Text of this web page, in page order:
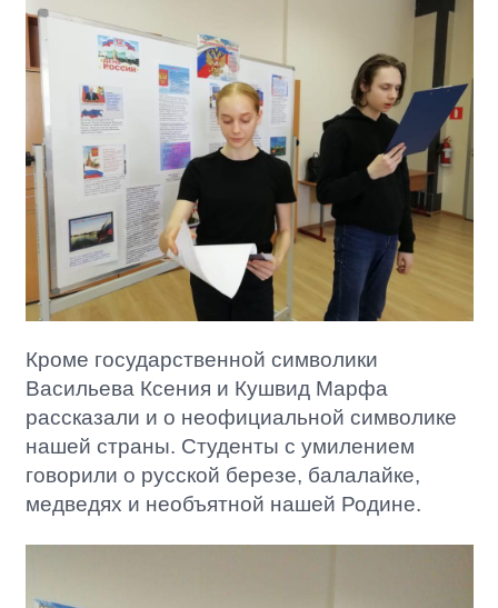
Кроме государственной символики
Васильева Ксения и Кушвид Марфа
рассказали и о неофициальной символике
нашей страны. Студенты с умилением
говорили о русской березе, балалайке,
медведях и необъятной нашей Родине.